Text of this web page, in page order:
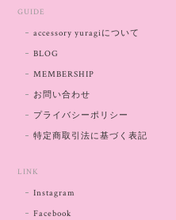
GUIDE
accessory yuragiについて
BLOG
MEMBERSHIP
お問い合わせ
プライバシーポリシー
特定商取引法に基づく表記
LINK
Instagram
Facebook